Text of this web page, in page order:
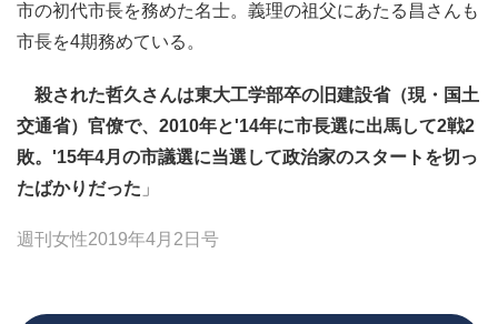
市の初代市長を務めた名士。義理の祖父にあたる昌さんも
市長を4期務めている。
殺された哲久さんは東大工学部卒の旧建設省（現・国土
交通省）官僚で、2010年と'14年に市長選に出馬して2戦2
敗。'15年4月の市議選に当選して政治家のスタートを切っ
たばかりだった 」
週刊女性2019年4月2日号